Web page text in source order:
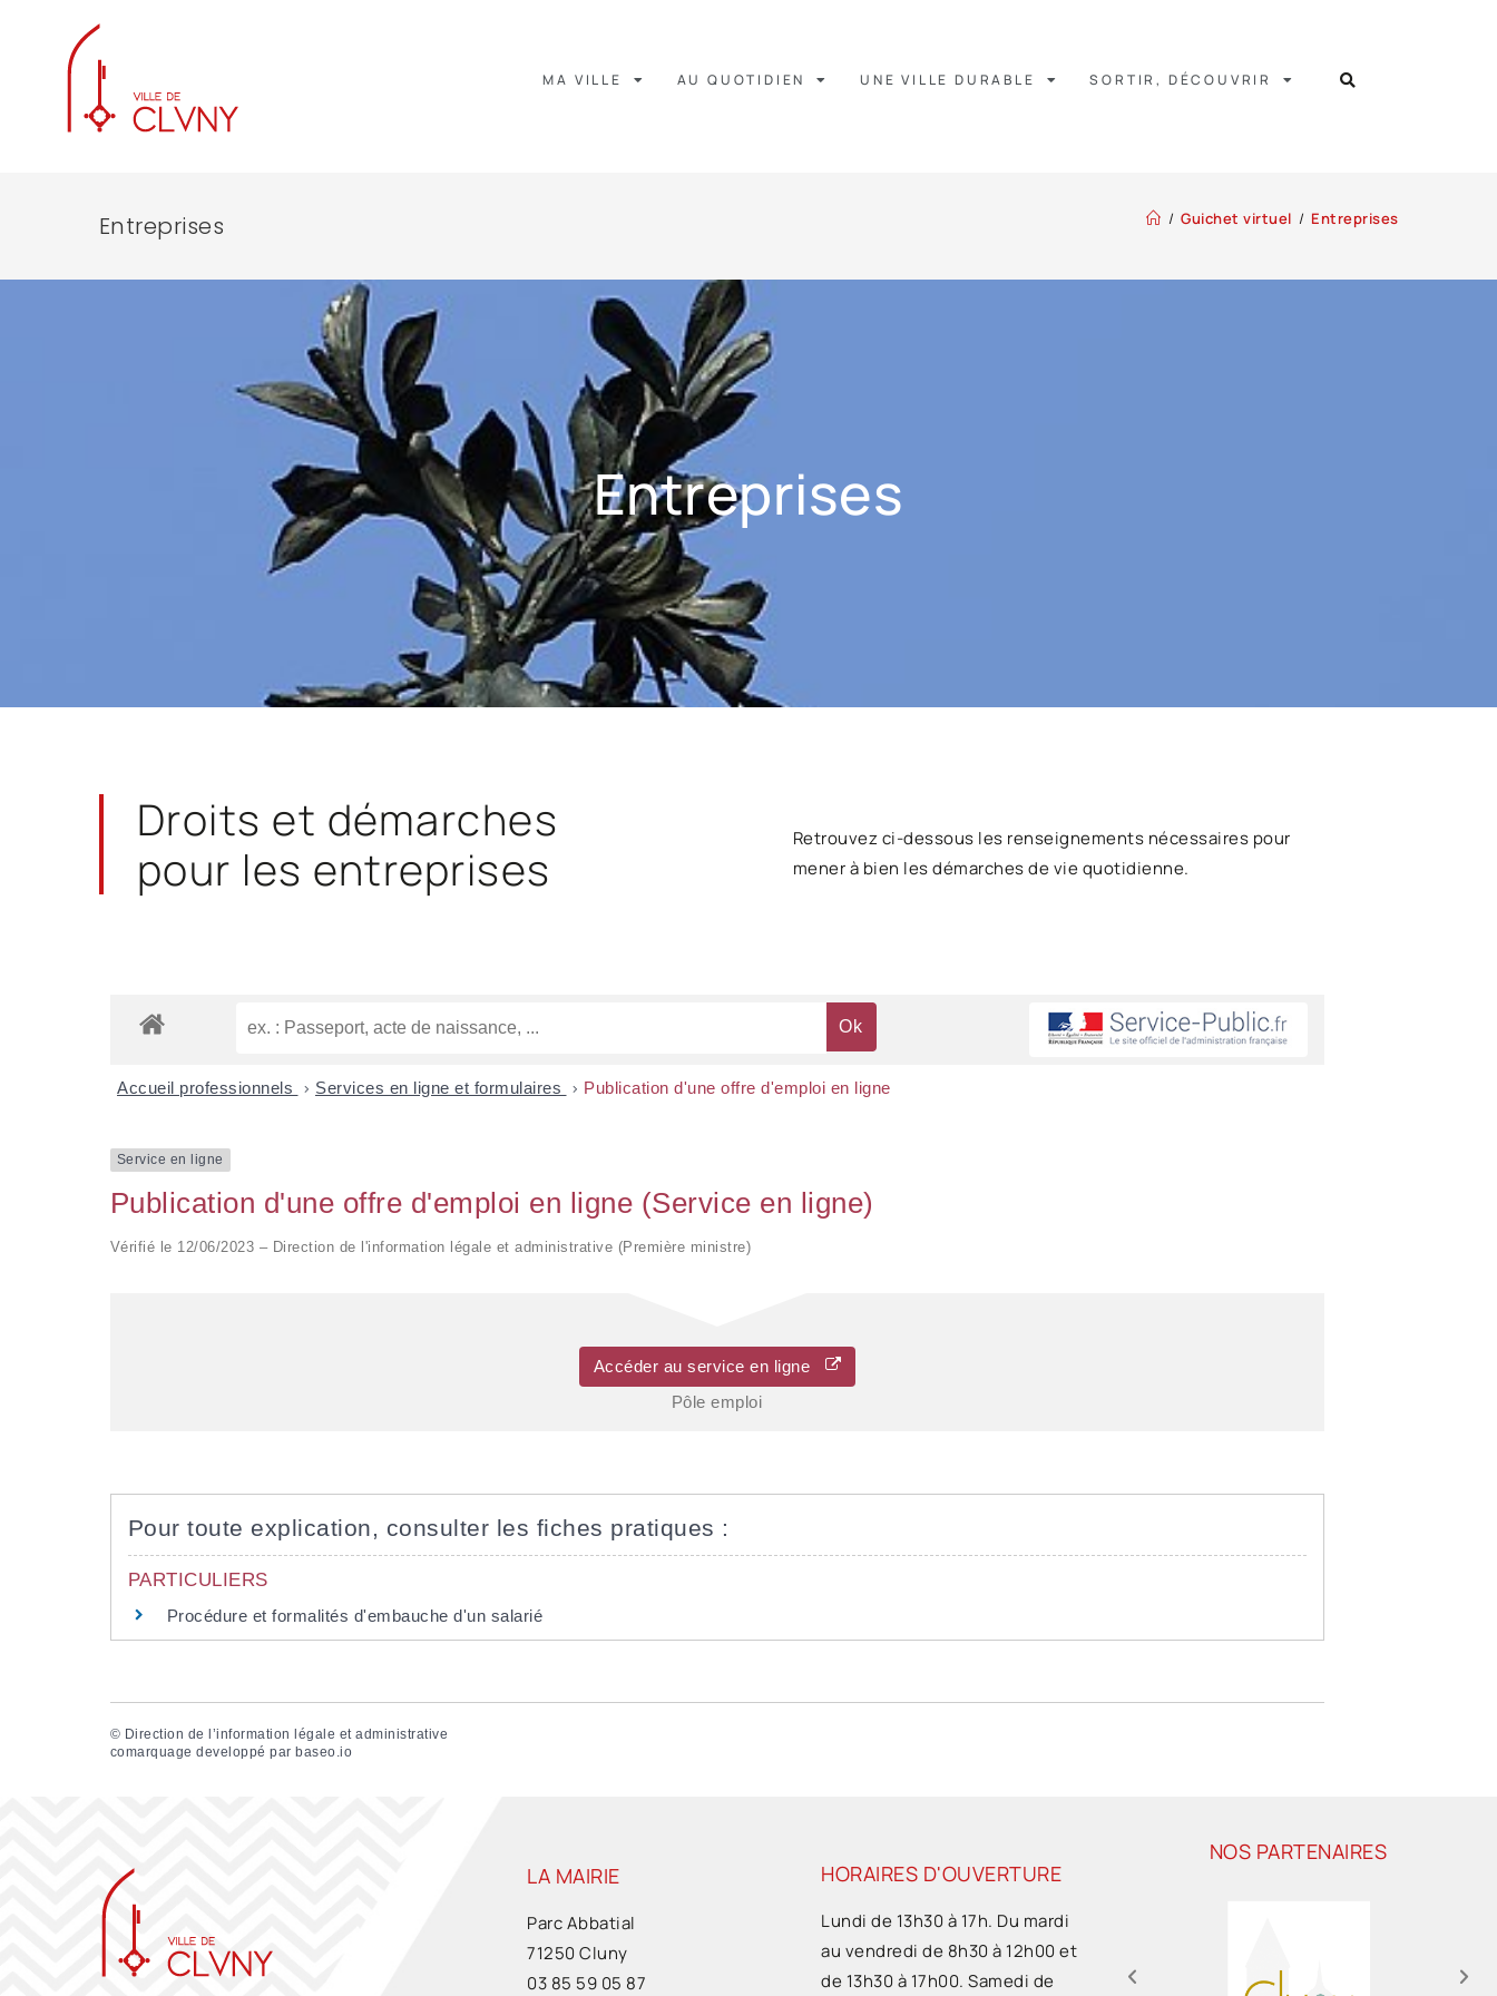
MA VILLE AU QUOTIDIEN UNE VILLE DURABLE SORTIR, DÉCOUVRIR
Entreprises / Guichet virtuel / Entreprises
Entreprises
Droits et démarches
pour les entreprises
Retrouvez ci-dessous les renseignements nécessaires pour
mener à bien les démarches de vie quotidienne.
Accueil professionnels > Services en ligne et formulaires > Publication d'une offre d'emploi en ligne
Service en ligne
Publication d'une offre d'emploi en ligne (Service en ligne)
Vérifié le 12/06/2023 – Direction de l'information légale et administrative (Première ministre)
Accéder au service en ligne
Pôle emploi
Pour toute explication, consulter les fiches pratiques :
PARTICULIERS
Procédure et formalités d'embauche d'un salarié
© Direction de l’information légale et administrative
comarquage developpé par baseo.io
LA MAIRIE
Parc Abbatial
71250 Cluny
03 85 59 05 87
HORAIRES D'OUVERTURE
Lundi de 13h30 à 17h. Du mardi
au vendredi de 8h30 à 12h00 et
de 13h30 à 17h00. Samedi de
NOS PARTENAIRES